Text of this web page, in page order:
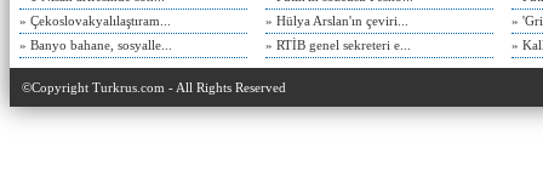
» Çekoslovakyalılaştıram...
» Banyo bahane, sosyalle...
» Hülya Arslan'ın çeviri...
» RTİB genel sekreteri e...
»
»
©Copyright Turkrus.com - All Rights Reserved